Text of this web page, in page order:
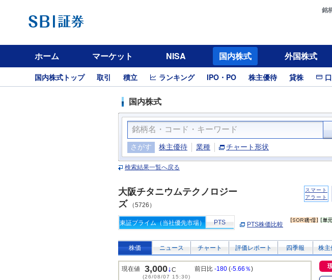
銘
ホーム マーケット NISA 国内株式 外国株式
国内株式トップ 取引 積立 ランキング IPO・PO 株主優待 貸株
国内株式
さがす 株主優待 業種 チャート形状
検索結果一覧へ戻る
大阪チタニウムテクノロジー
ズ （5726）
スマート
アラート
東証プライム（当社優先市場） PTS PTS株価比較
株価 ニュース チャート 評価レポート 四季報 株主
現在値 3,000↓C
(26/08/07 15:30)
前日比 -180 (-5.66％)